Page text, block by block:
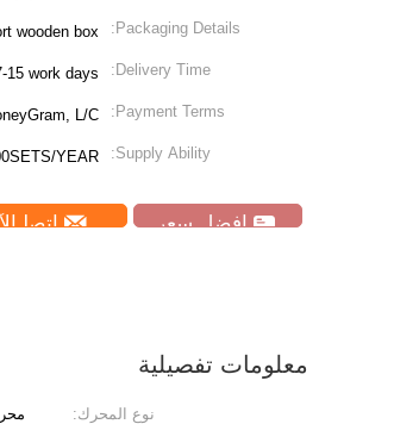
Packaging Details:
wooden box
Delivery Time:
15 work days
Payment Terms:
L/C
Supply Ability:
5000SETS/YEAR
افضل سعر ﺎﺘﺼﻟ
معلومات تفصيلية
نوع المحرك: